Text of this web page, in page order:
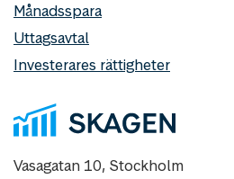
Månadsspara
Uttagsavtal
Investerares rättigheter
Vasagatan 10, Stockholm